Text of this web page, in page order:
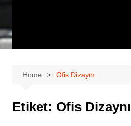
Home Ofis Dizaynı
Etiket: Ofis Dizaynı